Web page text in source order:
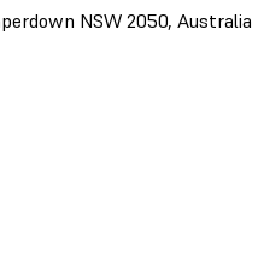
NSW 2050, Australia